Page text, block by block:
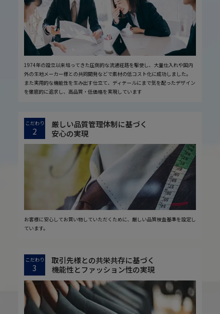
1974年の設立以来培ってきた圧倒的な流通経路を駆使し、大量仕入れや国内
外の生地メーカー様との共同開発などで素材の低コスト化に成功しました。
また実用的な機能性を生み出す仕立て、ディテールにまで気を配ったデザイン
を徹底的に追求し、高品質・低価格を実現しています
こだわり
2
厳しい品質管理体制に基づく
安心の実現
お客様に安心してお買い物していただくために、厳しい品質検査基準を設定し
ています。
こだわり
3
取引先様との共栄共存に基づく
機能性とファッション性の実現